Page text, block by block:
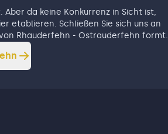
da keine Konkurrenz in Sicht ist,
etablieren. Schließen Sie sich uns an
Rhauderfehn - Ostrauderfehn formt.